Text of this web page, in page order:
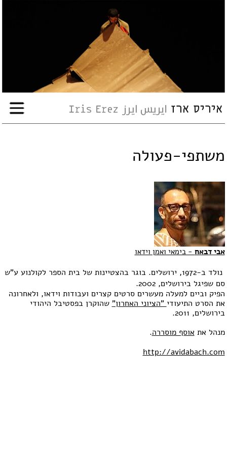
אודות
שיתופי-פעולה
ארועים
משתפי-פעולה
אבי דבאח - בימאי ואמן וידאו
נולד ב-1972, ירושלים. בוגר בהצטיינות של בית הספר לקולנוע ע"ש
סם שפיגל בירושלים, 2002.
הפיק וביים למעלה מעשרים סרטים קצרים ועבודות וידאו, ולאחרונה
את הסרט התיעודי "הציוני האחרון" שהוקרן בפסטיבל היהודי
בירושלים, 2011.
מנהל אתאוסף מוסררה.
http://avidabach.com